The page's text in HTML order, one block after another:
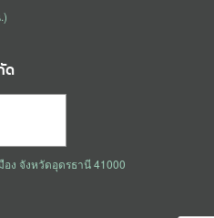
ด
ง จังหวัดอุดรธานี 41000